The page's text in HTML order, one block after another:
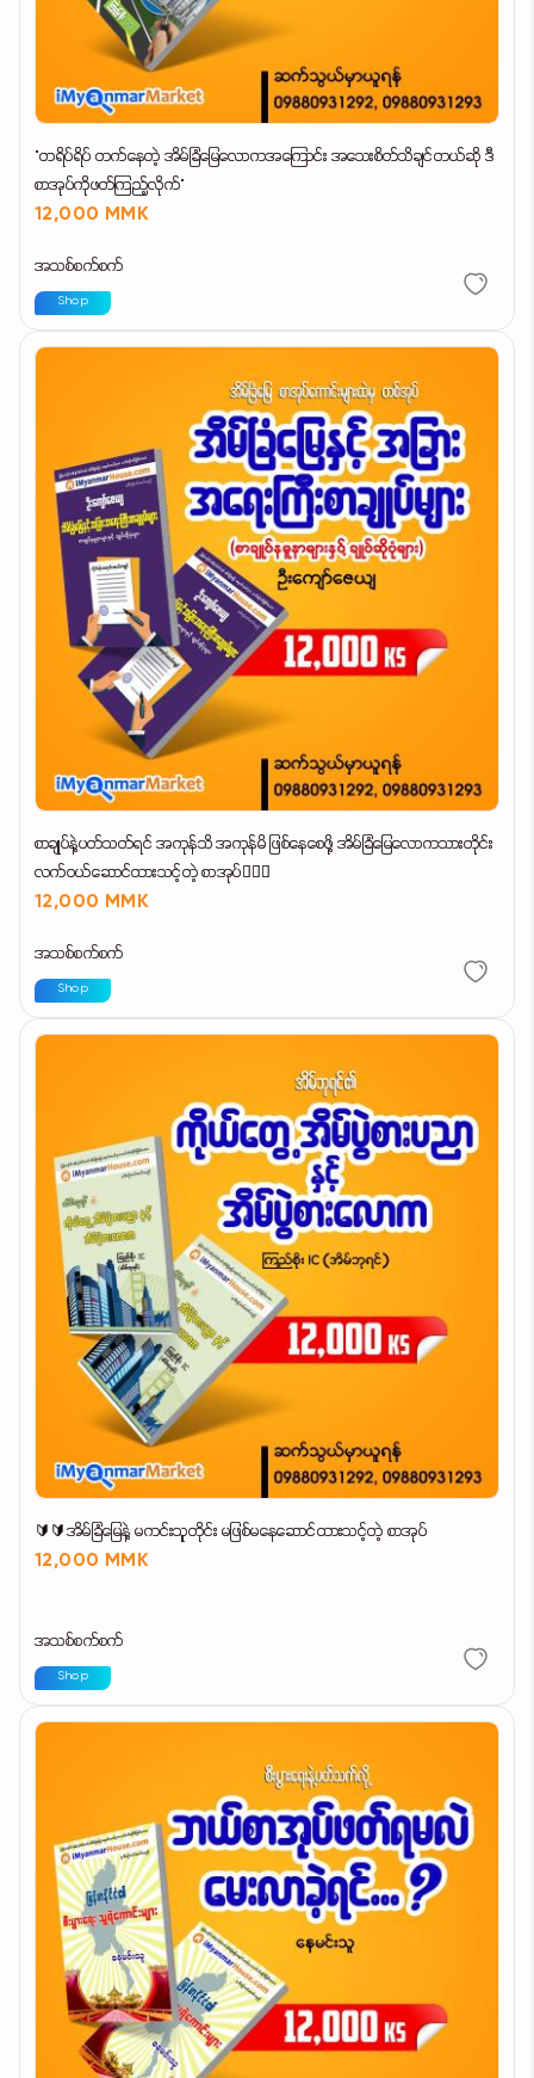
"တရိပ်ရိပ် တက်နေတဲ့ အိမ်ခြံမြေလောကအကြောင်း အသေးစိတ်သိချင်တယ်ဆို ဒီ
စာအုပ်ကိုဖတ်ကြည့်လိုက်"
12,000 MMK
အသစ်စက်စက်
Shop
စာချုပ်နဲ့ပတ်သတ်ရင် အကုန်သိ အကုန်မိ ဖြစ်နေစေဖို့ အိမ်ခြံမြေလောကသားတိုင်း
လက်ဝယ်ဆောင်ထားသင့်တဲ့ စာအုပ်👉🏻📘
12,000 MMK
အသစ်စက်စက်
Shop
🔰🔰အိမ်ခြံမြေနဲ့ မကင်းသူတိုင်း မဖြစ်မနေဆောင်ထားသင့်တဲ့ စာအုပ်
12,000 MMK
အသစ်စက်စက်
Shop